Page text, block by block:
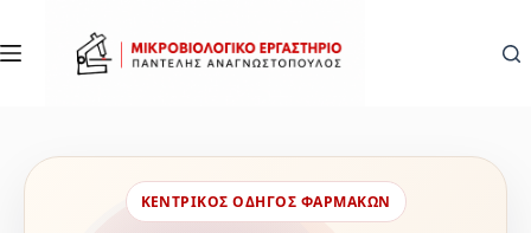
στο
περιεχόμενο
ΚΕΝΤΡΙΚΟΣ ΟΔΗΓΟΣ ΦΑΡΜΑΚΩΝ